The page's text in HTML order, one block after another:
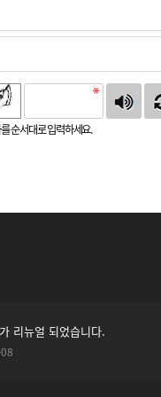
순서대로 입력하세요.
리뉴얼 되었습니다.